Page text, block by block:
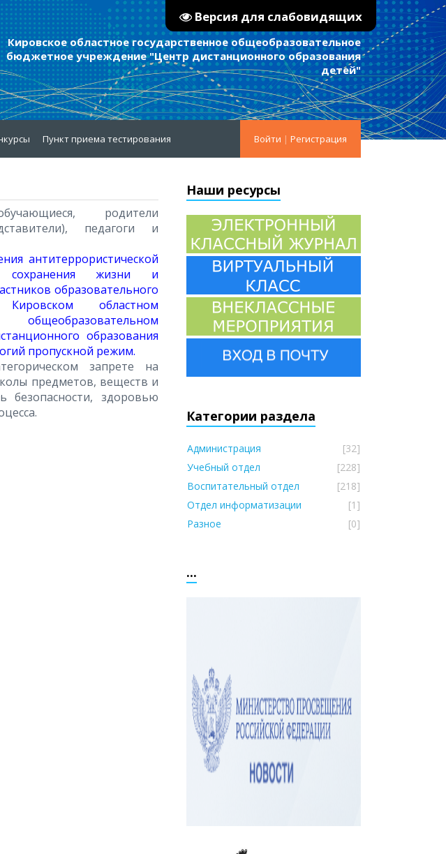
Версия для слабовидящих
Кировское областное государственное общеобразовательное
бюджетное учреждение "Центр дистанционного образования
детей"
Войти | Регистрация
Пункт приема тестирования
родители
педагоги и
антитеррористической
сохранения жизни и
образовательного
областном
общеобразовательном
образования
пропускной режим.
запрете на
предметов, веществ и
безопасности, здоровью
Наши ресурсы
Категории раздела
Администрация
[32]
Учебный отдел
[228]
Воспитательный отдел
[218]
Отдел информатизации
[1]
Разное
[0]
...